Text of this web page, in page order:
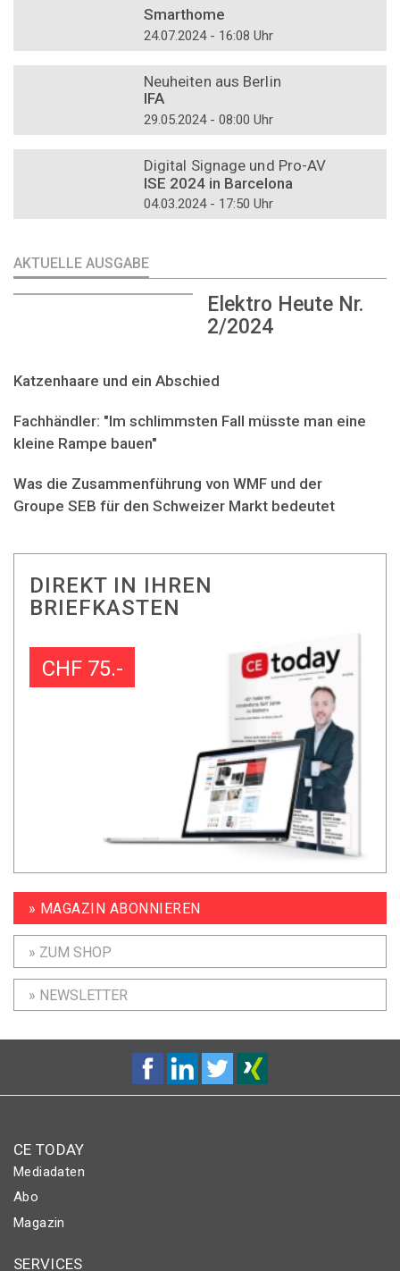
Smarthome
24.07.2024 - 16:08 Uhr
Neuheiten aus Berlin
IFA
29.05.2024 - 08:00 Uhr
Digital Signage und Pro-AV
ISE 2024 in Barcelona
04.03.2024 - 17:50 Uhr
AKTUELLE AUSGABE
Elektro Heute Nr.
2/2024
Katzenhaare und ein Abschied
Fachhändler: "Im schlimmsten Fall müsste man eine
kleine Rampe bauen"
Was die Zusammenführung von WMF und der
Groupe SEB für den Schweizer Markt bedeutet
DIREKT IN IHREN
BRIEFKASTEN
CHF 75.-
» MAGAZIN ABONNIEREN
» ZUM SHOP
» NEWSLETTER
CE TODAY
Mediadaten
Abo
Magazin
SERVICES